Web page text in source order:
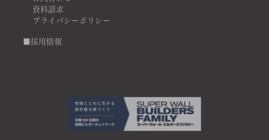
資料請求
プライバシーポリシー
■採用情報